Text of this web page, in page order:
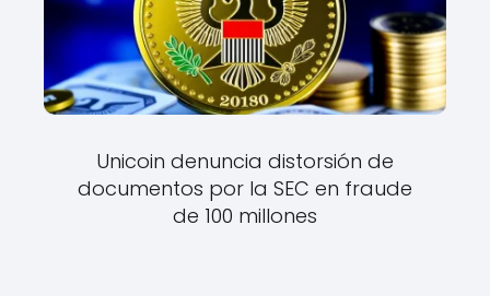
Unicoin denuncia distorsión de
documentos por la SEC en fraude
de 100 millones